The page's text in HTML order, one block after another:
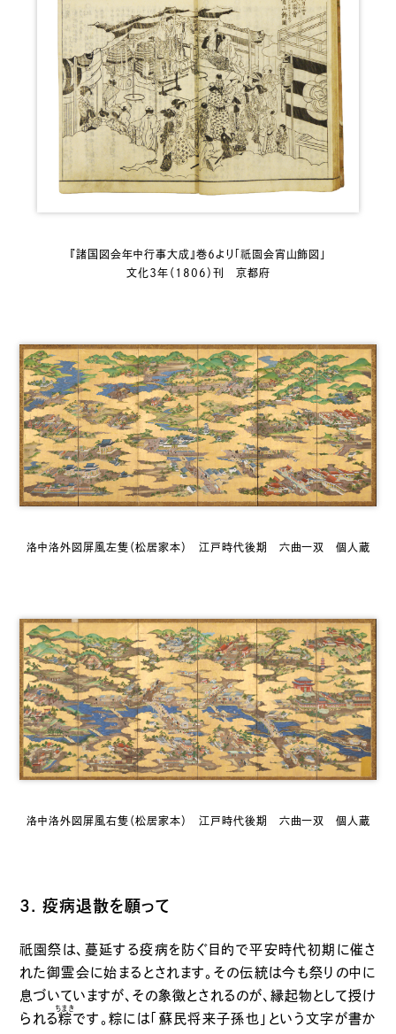
『諸国図会年中行事大成』巻６より「 祇園会宵山飾図」
文化３年（1806）刊 京都府
洛中洛外図屏風左隻（松居家本） 江戸時代後期 六曲一双 個人蔵
洛中洛外図屏風右隻（松居家本） 江戸時代後期 六曲一双 個人蔵
3. 疫病退散を願って
祇園祭は、蔓延する疫病を防ぐ目的で平安時代初期に催さ
れた御霊会に始まるとされます。その伝統は今も祭りの中に
息づいていますが、その象徴とされるのが、縁起物として授け
られる粽
ちまき
です。粽には「蘇民将来子孫也」という文字が書か